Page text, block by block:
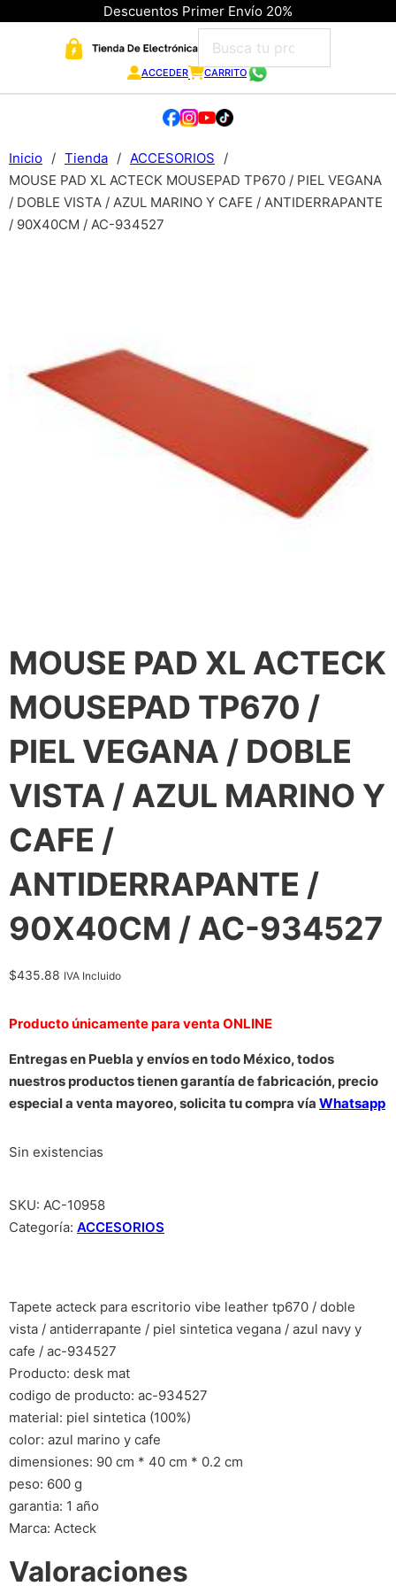
Descuentos Primer Envío 20%
ACCEDER CARRITO
Inicio / Tienda / ACCESORIOS
/
MOUSE PAD XL ACTECK MOUSEPAD TP670 / PIEL VEGANA
/ DOBLE VISTA / AZUL MARINO Y CAFE / ANTIDERRAPANTE
/ 90X40CM / AC-934527
MOUSE PAD XL ACTECK
MOUSEPAD TP670 /
PIEL VEGANA / DOBLE
VISTA / AZUL MARINO Y
CAFE /
ANTIDERRAPANTE /
90X40CM / AC-934527
$435.88 IVA Incluido
Producto únicamente para venta ONLINE
Entregas en Puebla y envíos en todo México, todos
nuestros productos tienen garantía de fabricación, precio
especial a venta mayoreo, solicita tu compra vía Whatsapp
Sin existencias
SKU: AC-10958
Categoría: ACCESORIOS
Tapete acteck para escritorio vibe leather tp670 / doble
vista / antiderrapante / piel sintetica vegana / azul navy y
cafe / ac-934527
Producto: desk mat
codigo de producto: ac-934527
material: piel sintetica (100%)
color: azul marino y cafe
dimensiones: 90 cm * 40 cm * 0.2 cm
peso: 600 g
garantia: 1 año
Marca: Acteck
Valoraciones